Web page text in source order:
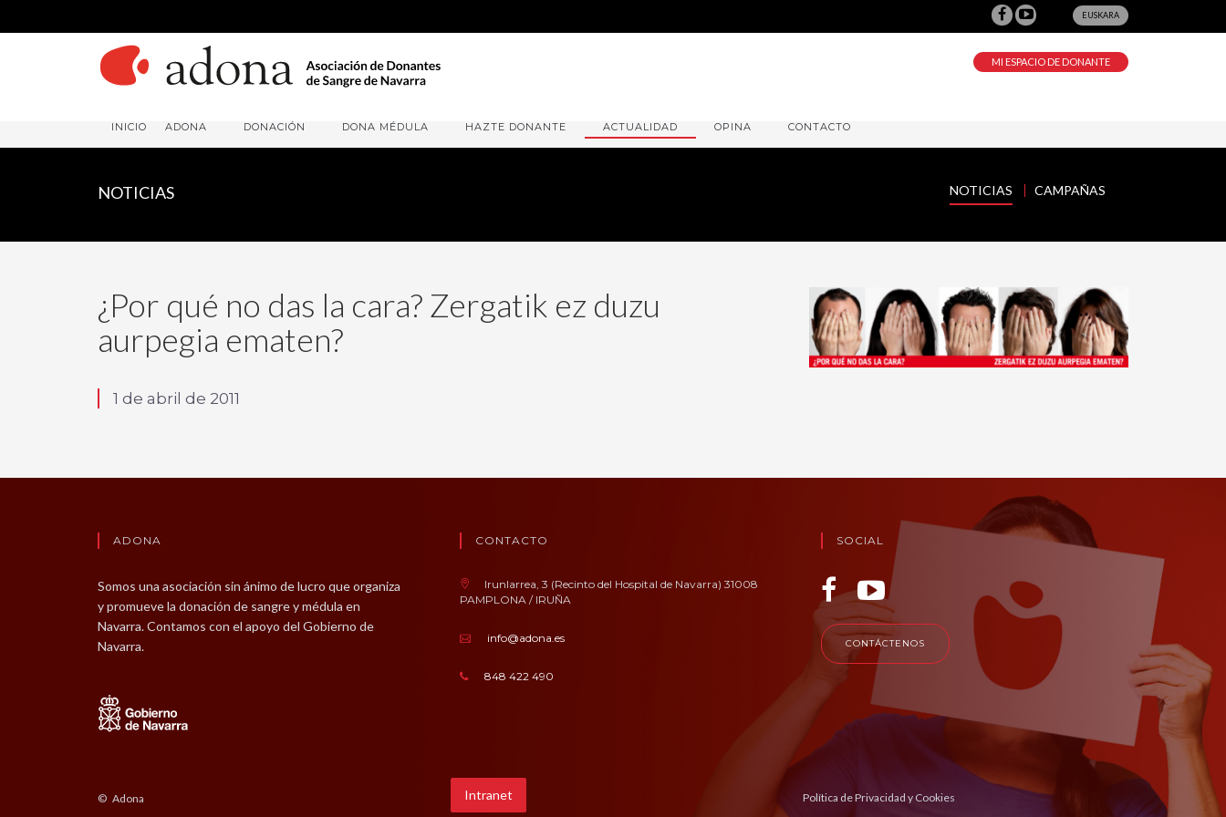
EUSKARA
MI ESPACIO DE DONANTE
INICIO ADONA DONACIÓN DONA MÉDULA HAZTE DONANTE ACTUALIDAD OPINA CONTACTO
NOTICIAS NOTICIAS CAMPAÑAS
¿Por qué no das la cara? Zergatik ez duzu
aurpegia ematen?
1 de abril de 2011
ADONA
Somos una asociación sin ánimo de lucro que organiza
y promueve la donación de sangre y médula en
Navarra. Contamos con el apoyo del Gobierno de
Navarra.
CONTACTO
Irunlarrea, 3 (Recinto del Hospital de Navarra) 31008
PAMPLONA / IRUÑA
info@adona.es
848 422 490
SOCIAL
CONTÁCTENOS
© Adona Intranet Política de Privacidad y Cookies